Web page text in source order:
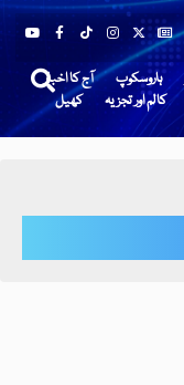
آج کا اخبار ہاروسکوپ
کھیل
کالم اور تجزیہ